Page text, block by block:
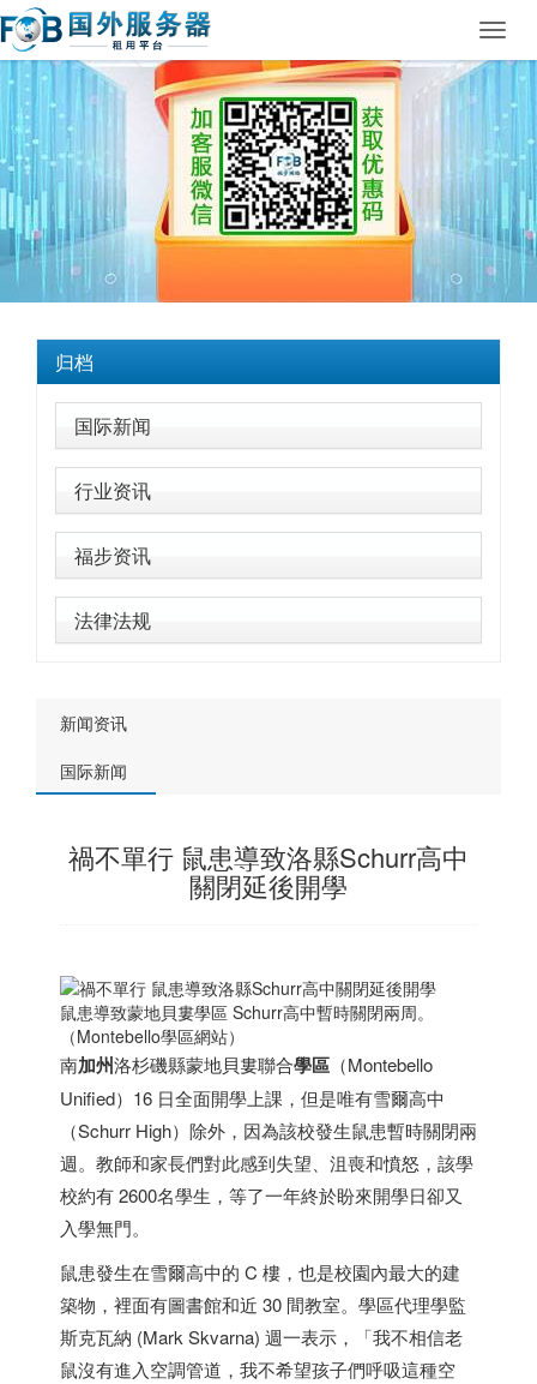
归档
国际新闻
行业资讯
福步资讯
法律法规
新闻资讯
国际新闻
禍不單行 鼠患導致洛縣Schurr高中
關閉延後開學
鼠患導致蒙地貝婁學區 Schurr高中暫時關閉兩周。
（Montebello學區網站）
南加州洛杉磯縣蒙地貝婁聯合學區 （Montebello
Unified）16 日全面開學上課，但是唯有雪爾高中
（Schurr High）除外，因為該校發生鼠患暫時關閉兩
週。教師和家長們對此感到失望、沮喪和憤怒，該學
校約有 2600名學生，等了一年終於盼來開學日卻又
入學無門。
鼠患發生在雪爾高中的 C 樓，也是校園內最大的建
築物，裡面有圖書館和近 30 間教室。學區代理學監
斯克瓦納 (Mark Skvarna) 週一表示，「我不相信老
鼠沒有進入空調管道，我不希望孩子們呼吸這種空